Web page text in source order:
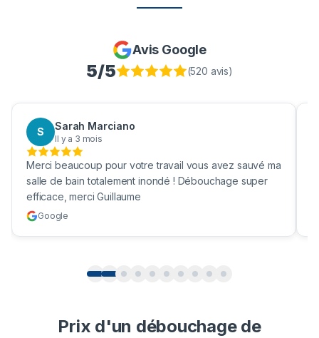
Avis Google
5/5 (520 avis)
S Sarah Marciano
Il y a 3 mois
Merci beaucoup pour votre travail vous avez sauvé ma
salle de bain totalement inondé ! Débouchage super
efficace, merci Guillaume
Google
Prix d'un débouchage de